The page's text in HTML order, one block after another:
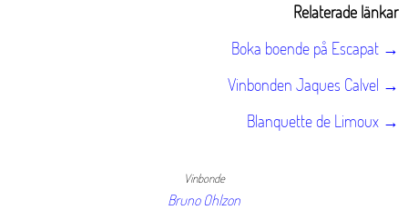
Relaterade länkar
Boka boende på Escapat →
Vinbonden Jaques Calvel →
Blanquette de Limoux →
Vinbonde
Bruno Ohlzon